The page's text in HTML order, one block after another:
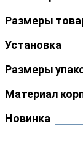
Размеры
Установка
Размеры
Материал
Новинка